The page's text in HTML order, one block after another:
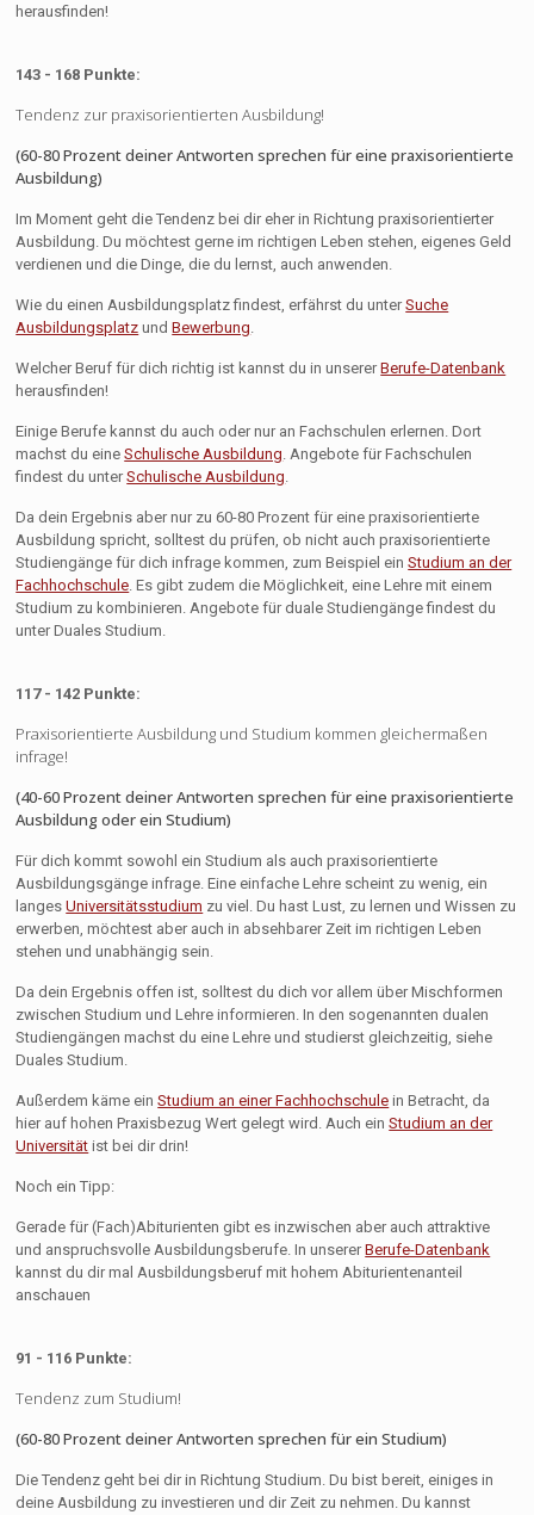
herausfinden!
143 - 168 Punkte:
Tendenz zur praxisorientierten Ausbildung!
(60-80 Prozent deiner Antworten sprechen für eine praxisorientierte
Ausbildung)
Im Moment geht die Tendenz bei dir eher in Richtung praxisorientierter
Ausbildung. Du möchtest gerne im richtigen Leben stehen, eigenes Geld
verdienen und die Dinge, die du lernst, auch anwenden.
Wie du einen Ausbildungsplatz findest, erfährst du unterSuche
Ausbildungsplatz undBewerbung.
Welcher Beruf für dich richtig ist kannst du in unsererBerufe-Datenbank
herausfinden!
Einige Berufe kannst du auch oder nur an Fachschulen erlernen. Dort
machst du eineSchulische Ausbildung. Angebote für Fachschulen
findest du unterSchulische Ausbildung.
Da dein Ergebnis aber nur zu 60-80 Prozent für eine praxisorientierte
Ausbildung spricht, solltest du prüfen, ob nicht auch praxisorientierte
Studiengänge für dich infrage kommen, zum Beispiel einStudium an der
Fachhochschule. Es gibt zudem die Möglichkeit, eine Lehre mit einem
Studium zu kombinieren. Angebote für duale Studiengänge findest du
unter Duales Studium.
117 - 142 Punkte:
Praxisorientierte Ausbildung und Studium kommen gleichermaßen
infrage!
(40-60 Prozent deiner Antworten sprechen für eine praxisorientierte
Ausbildung oder ein Studium)
Für dich kommt sowohl ein Studium als auch praxisorientierte
Ausbildungsgänge infrage. Eine einfache Lehre scheint zu wenig, ein
langesUniversitätsstudium zu viel. Du hast Lust, zu lernen und Wissen zu
erwerben, möchtest aber auch in absehbarer Zeit im richtigen Leben
stehen und unabhängig sein.
Da dein Ergebnis offen ist, solltest du dich vor allem über Mischformen
zwischen Studium und Lehre informieren. In den sogenannten dualen
Studiengängen machst du eine Lehre und studierst gleichzeitig, siehe
Duales Studium.
Außerdem käme einStudium an einer Fachhochschule in Betracht, da
hier auf hohen Praxisbezug Wert gelegt wird. Auch einStudium an der
Universität ist bei dir drin!
Noch ein Tipp:
Gerade für (Fach)Abiturienten gibt es inzwischen aber auch attraktive
und anspruchsvolle Ausbildungsberufe. In unsererBerufe-Datenbank
kannst du dir mal Ausbildungsberuf mit hohem Abiturientenanteil
anschauen
91 - 116 Punkte:
Tendenz zum Studium!
(60-80 Prozent deiner Antworten sprechen für ein Studium)
Die Tendenz geht bei dir in Richtung Studium. Du bist bereit, einiges in
deine Ausbildung zu investieren und dir Zeit zu nehmen. Du kannst